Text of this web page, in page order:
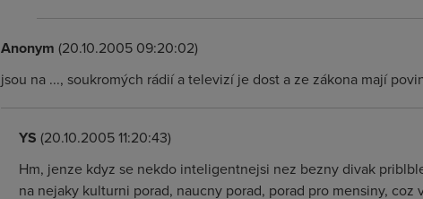
Anonym (20.10.2005 09:20:02)
jsou na ..., soukromých rádií a televizí je dost a ze zákona mají
YS (20.10.2005 11:20:43)
Hm, jenze kdyz se nekdo inteligentnejsi nez bezny divak
na nejaky kulturni porad, naucny porad, porad pro mensiny, coz